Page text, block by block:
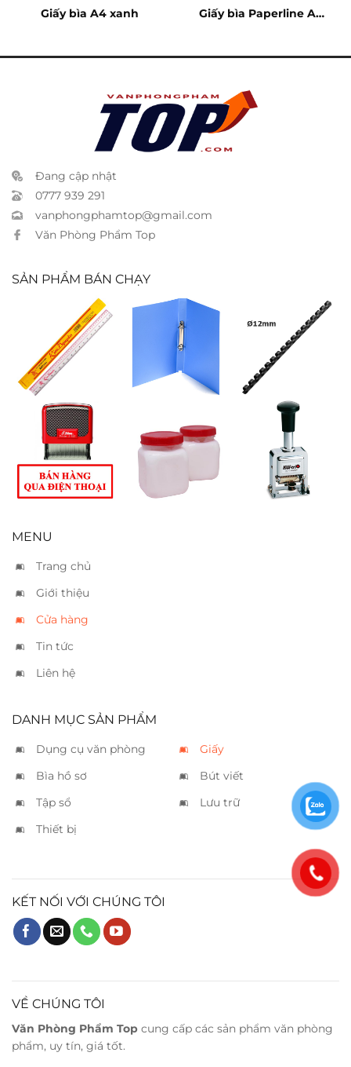
Giấy bìa A4 xanh
Giấy bìa Paperline A4
Đang cập nhật
0777 939 291
vanphongphamtop@gmail.com
Văn Phòng Phẩm Top
SẢN PHẨM BÁN CHẠY
Thước cứng
50cm
Bìa còng TL A4
2.5cm
Gáy lò xo nhựa
12mm – 80 tờ
Đóng dấu “Bán
hàng qua điện
thoại”
Keo sữa
Đóng 8 số tự
động Kwtrio
2080
MENU
Trang chủ
Giới thiệu
Cửa hàng
Tin tức
Liên hệ
DANH MỤC SẢN PHẨM
Dụng cụ văn phòng
Giấy
Bìa hồ sơ
Bút viết
Tập sổ
Lưu trữ
Thiết bị
KẾT NỐI VỚI CHÚNG TÔI
VỀ CHÚNG TÔI
Văn Phòng Phẩm Top cung cấp các sản phẩm văn phòng
phẩm, uy tín, giá tốt.